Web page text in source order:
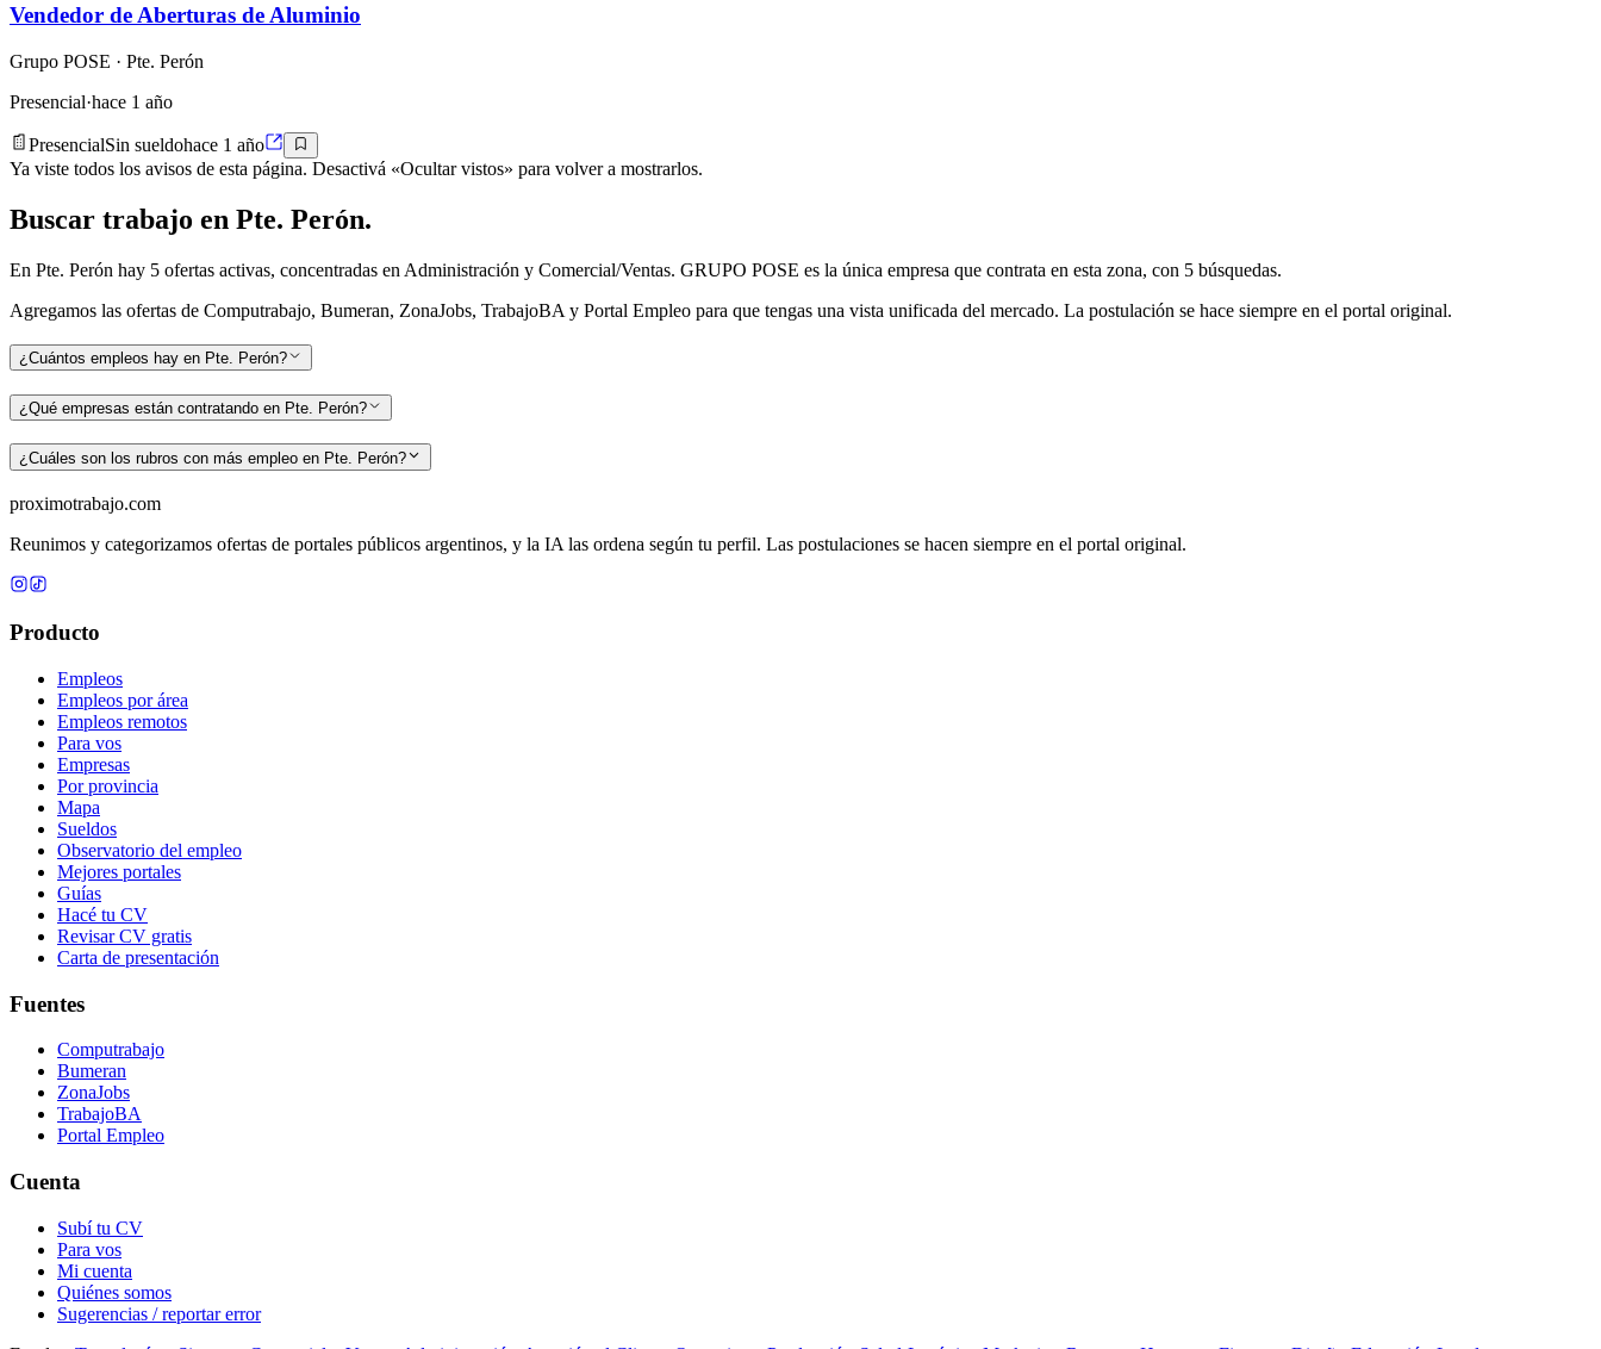
Vendedor de Aberturas de Aluminio
Grupo POSE · Pte. Perón
Presencial·hace 1 año
PresencialSin sueldohace 1 año
Ya viste todos los avisos de esta página. Desactivá «Ocultar vistos» para volver a mostrarlos.
Buscar trabajo en Pte. Perón.
En Pte. Perón hay 5 ofertas activas, concentradas en Administración y Comercial/Ventas. GRUPO POSE es la única empresa que contrata en esta zona, con 5 búsquedas.
Agregamos las ofertas de Computrabajo, Bumeran, ZonaJobs, TrabajoBA y Portal Empleo para que tengas una vista unificada del mercado. La postulación se hace siempre en el portal original.
¿Cuántos empleos hay en Pte. Perón?
¿Qué empresas están contratando en Pte. Perón?
¿Cuáles son los rubros con más empleo en Pte. Perón?
proximotrabajo.com
Reunimos y categorizamos ofertas de portales públicos argentinos, y la IA las ordena según tu perfil. Las postulaciones se hacen siempre en el portal original.
Producto
Empleos
Empleos por área
Empleos remotos
Para vos
Empresas
Por provincia
Mapa
Sueldos
Observatorio del empleo
Mejores portales
Guías
Hacé tu CV
Revisar CV gratis
Carta de presentación
Fuentes
Computrabajo
Bumeran
ZonaJobs
TrabajoBA
Portal Empleo
Cuenta
Subí tu CV
Para vos
Mi cuenta
Quiénes somos
Sugerencias / reportar error